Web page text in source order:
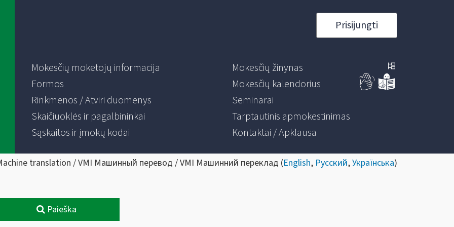
Prisijungti
Mokesčių mokėtojų informacija
Formos
Rinkmenos / Atviri duomenys
Skaičiuoklės ir pagalbininkai
Sąskaitos ir įmokų kodai
Mokesčių žinynas
Mokesčių kalendorius
Seminarai
Tarptautinis apmokestinimas
Kontaktai / Apklausa
translation / VMI Машинный перевод / VMI Машинний переклад (English, Русский,Українська)
Paieška